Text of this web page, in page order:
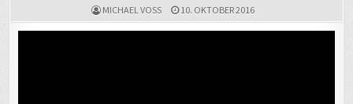
MICHAEL VOSS 10. OKTOBER 2016